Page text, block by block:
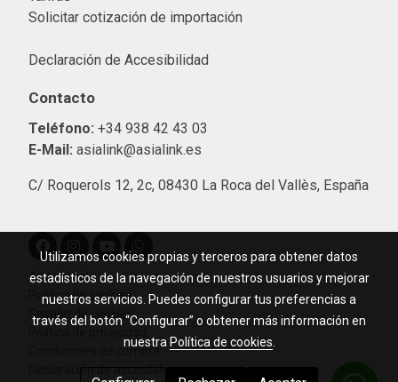
Solicitar cotización de importación
Declaración de Accesibilidad
Contacto
Teléfono: +34 938 42 43 03
E-Mail: asialink@asialink.es
C/ Roquerols 12, 2c, 08430 La Roca del Vallès, España
Aviso legal
Política de cookies
Gestión de cookies
Condiciones de compra
Utilizamos cookies propias y terceros para obtener datos
estadísticos de la navegación de nuestros usuarios y mejorar
nuestros servicios. Puedes configurar tus preferencias a
través del botón “Configurar” o obtener más información en
nuestra Política de cookies